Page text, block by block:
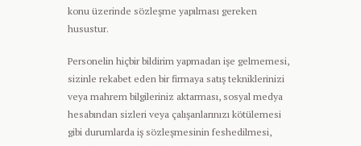
konu üzerinde sözleşme yapılması gereken
husustur.
Personelin hiçbir bildirim yapmadan işe gelmemesi,
sizinle rekabet eden bir firmaya satış tekniklerinizi
veya mahrem bilgileriniz aktarması, sosyal medya
hesabından sizleri veya çalışanlarınızı kötülemesi
gibi durumlarda iş sözleşmesinin feshedilmesi,